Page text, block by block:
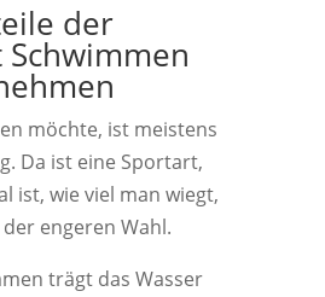
der
möchte, ist meistens
Da ist eine Sportart,
ist, wie viel man wiegt,
engeren Wahl.
trägt das Wasser